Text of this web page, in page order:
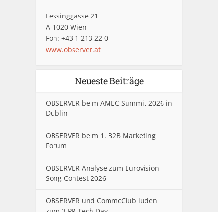
Lessinggasse 21
A-1020 Wien
Fon: +43 1 213 22 0
www.observer.at
Neueste Beiträge
OBSERVER beim AMEC Summit 2026 in
Dublin
OBSERVER beim 1. B2B Marketing
Forum
OBSERVER Analyse zum Eurovision
Song Contest 2026
OBSERVER und CommcClub luden